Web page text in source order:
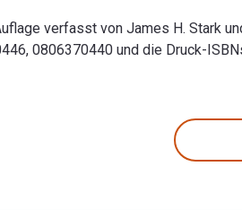
verfasst von James H. Stark
0806370440 und die Druck-